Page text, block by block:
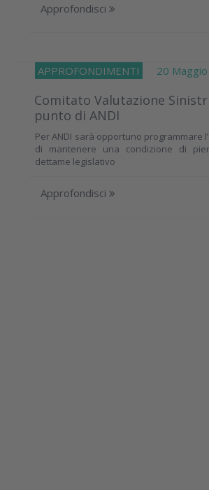
Approfondisci
APPROFONDIMENTI 20 Maggio
Comitato Valutazione Sinistri
punto di ANDI
Per ANDI sarà opportuno programmare
di mantenere una condizione di
dettame legislativo
Approfondisci